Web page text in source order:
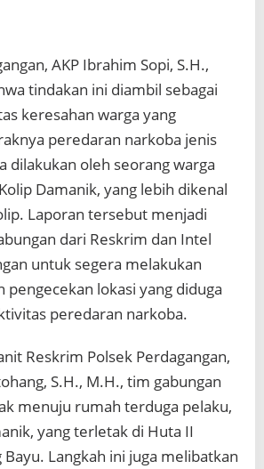
AKP Ibrahim Sopi, S.H.,
tindakan ini diambil sebagai
keresahan warga yang
peredaran narkoba jenis
dilakukan oleh seorang warga
Damanik, yang lebih dikenal
Laporan tersebut menjadi
dari Reskrim dan Intel
untuk segera melakukan
pengecekan lokasi yang diduga
peredaran narkoba.
Reskrim Polsek Perdagangan,
S.H., M.H., tim gabungan
menuju rumah terduga pelaku,
yang terletak di Huta II
Bayu. Langkah ini juga melibatkan